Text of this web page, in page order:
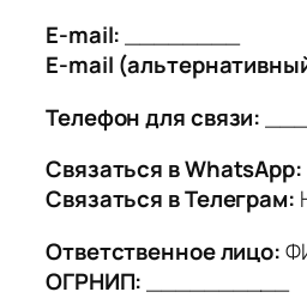
E-mail:________
E-mail
Телефон для связи:
Связаться в WhatsApp:
Связаться в Телеграм:
Ответственное лицо:
ОГРНИП: